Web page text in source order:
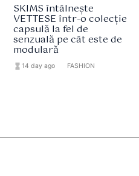
SKIMS întâlnește
VETTESE într-o colecție
capsulă la fel de
senzuală pe cât este de
modulară
hourglass_full14 day ago FASHION